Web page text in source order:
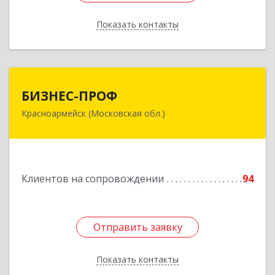
Показать контакты
Назад
БИЗНЕС-ПРОФ
Красноармейск (Московская обл.)
Клиентов на сопровождении 94
Отправить заявку
Показать контакты
141290, Московская обл, Красноармейск г,
Отправить заявку
Назад